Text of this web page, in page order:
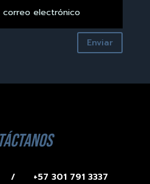
Enviar
/ +57 301 791 3337